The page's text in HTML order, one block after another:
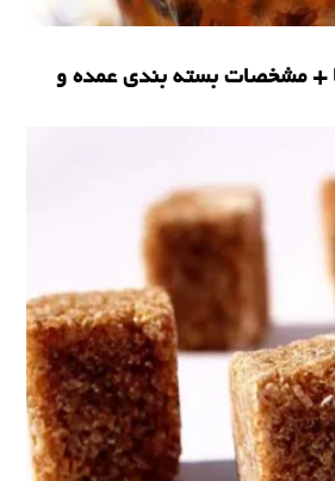
+ مشخصات بسته بندی عمده و